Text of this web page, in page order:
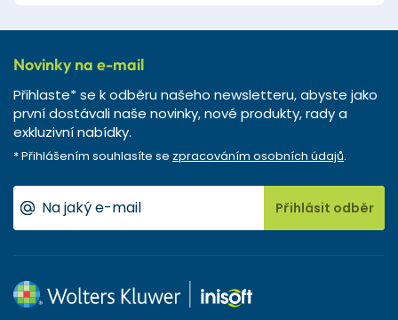
Novinky na e-mail
Přihlaste* se k odběru našeho newsletteru, abyste jako
první dostávali naše novinky, nové produkty, rady a
exkluzivní nabídky.
* Přihlášením souhlasíte se zpracováním osobních údajů.
Přihlásit odběr